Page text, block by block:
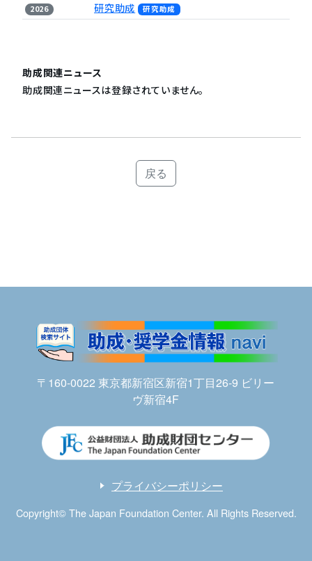
2026 研究助成 研究助成
助成関連ニュース
助成関連ニュースは登録されていません。
戻る
〒160-0022 東京都新宿区新宿1丁目26-9 ビリー
ヴ新宿4F
プライバシーポリシー
Copyright© The Japan Foundation Center. All Rights Reserved.